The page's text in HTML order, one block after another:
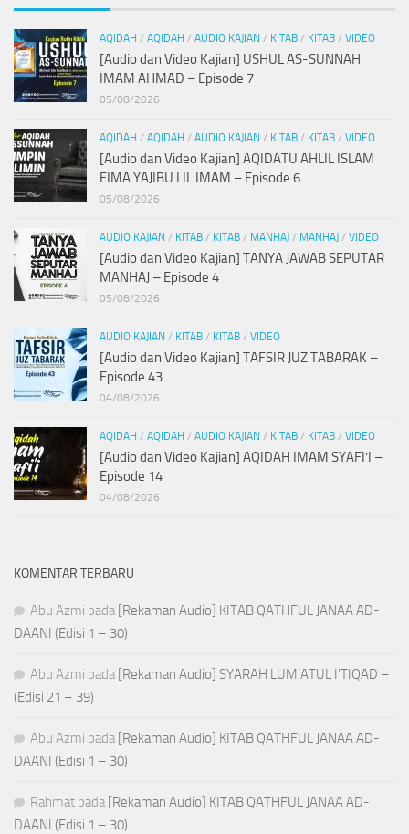
AQIDAH / AQIDAH / AUDIO KAJIAN / KITAB / KITAB / VIDEO
[Audio dan Video Kajian] USHUL AS-SUNNAH
IMAM AHMAD – Episode 7
05/08/2026
AQIDAH / AQIDAH / AUDIO KAJIAN / KITAB / KITAB / VIDEO
[Audio dan Video Kajian] AQIDATU AHLIL ISLAM
FIMA YAJIBU LIL IMAM – Episode 6
05/08/2026
AUDIO KAJIAN / KITAB / KITAB / MANHAJ / MANHAJ / VIDEO
[Audio dan Video Kajian] TANYA JAWAB SEPUTAR
MANHAJ – Episode 4
05/08/2026
AUDIO KAJIAN / KITAB / KITAB / VIDEO
[Audio dan Video Kajian] TAFSIR JUZ TABARAK –
Episode 43
04/08/2026
AQIDAH / AQIDAH / AUDIO KAJIAN / KITAB / KITAB / VIDEO
[Audio dan Video Kajian] AQIDAH IMAM SYAFI’I –
Episode 14
04/08/2026
KOMENTAR TERBARU
Abu Azmi pada [Rekaman Audio] KITAB QATHFUL JANAA AD-
DAANI (Edisi 1 – 30)
Abu Azmi pada [Rekaman Audio] SYARAH LUM’ATUL I’TIQAD –
(Edisi 21 – 39)
Abu Azmi pada [Rekaman Audio] KITAB QATHFUL JANAA AD-
DAANI (Edisi 1 – 30)
Rahmat pada [Rekaman Audio] KITAB QATHFUL JANAA AD-
DAANI (Edisi 1 – 30)